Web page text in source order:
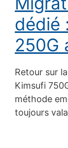
dédié
250G
Retour sur
Kimsufi
méthode
toujours